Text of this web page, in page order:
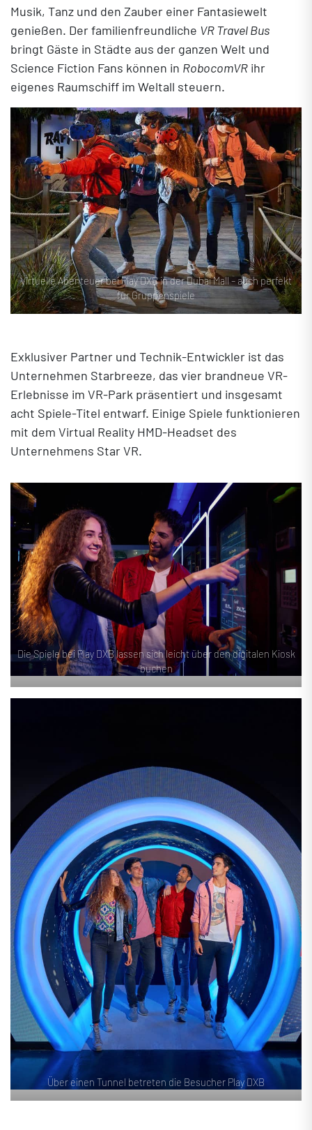
Musik, Tanz und den Zauber einer Fantasiewelt
genießen. Der familienfreundliche VR Travel Bus
bringt Gäste in Städte aus der ganzen Welt und
Science Fiction Fans können in RobocomVR ihr
eigenes Raumschiff im Weltall steuern.
Virtuelle Abenteuer bei Play DXB in der Dubai Mall – auch perfekt
für Gruppenspiele
Exklusiver Partner und Technik-Entwickler ist das
Unternehmen Starbreeze, das vier brandneue VR-
Erlebnisse im VR-Park präsentiert und insgesamt
acht Spiele-Titel entwarf. Einige Spiele funktionieren
mit dem Virtual Reality HMD-Headset des
Unternehmens Star VR.
Die Spiele bei Play DXB lassen sich leicht über den digitalen Kiosk
buchen
Über einen Tunnel betreten die Besucher Play DXB